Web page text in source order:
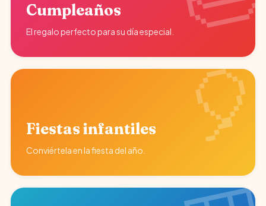
Cumpleaños
El regalo perfecto para su día especial.
Fiestas infantiles
Conviértela en la fiesta del año.